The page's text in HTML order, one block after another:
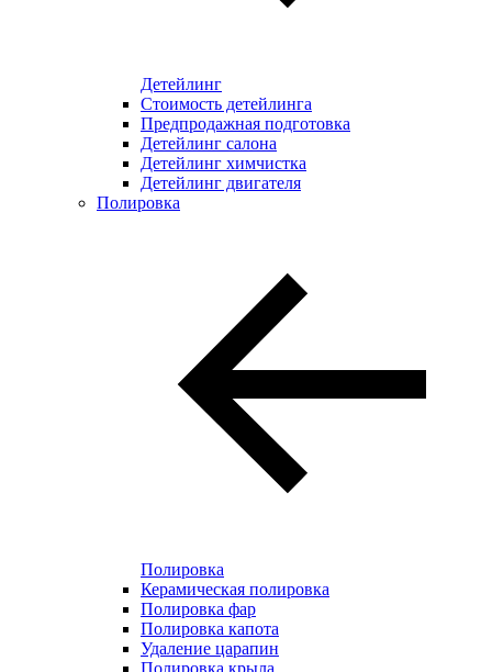
Детейлинг
Стоимость детейлинга
Предпродажная подготовка
Детейлинг салона
Детейлинг химчистка
Детейлинг двигателя
Полировка
Полировка
Керамическая полировка
Полировка фар
Полировка капота
Удаление царапин
Полировка крыла